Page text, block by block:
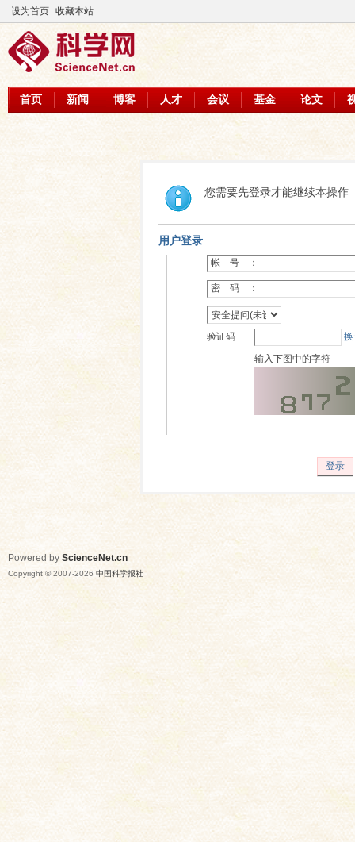
设为首页 收藏本站
首页 新闻 博客 人才 会议 基金 论文
您需要先登录才能继续本操作
用户登录
帐 号 ：
密 码 ：
验证码
输入下图中的字符
登录
Powered by ScienceNet.cn
Copyright © 2007-2026 中国科学报社